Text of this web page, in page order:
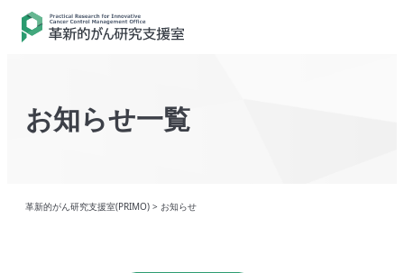
お知らせ一覧
革新的がん研究支援室(PRIMO) > お知らせ